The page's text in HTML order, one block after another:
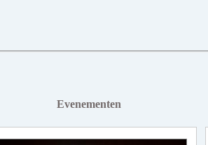
Evenementen